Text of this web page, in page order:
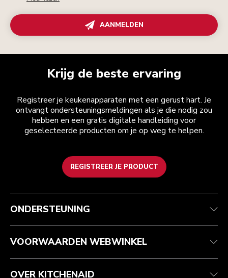
AANMELDEN
Krijg de beste ervaring
Registreer je keukenapparaten met een gerust hart. Je
ontvangt ondersteuningsmeldingen als je die nodig zou
hebben en een gratis digitale handleiding voor
geselecteerde producten om je op weg te helpen.
REGISTREER JE PRODUCT
Health check
Je bestelling volgen
Garantie en documenten
Veelgestelde vragen
Algemene voorwaarden
Retournering en terugbetaling
Imprint
ODR
Het merk
Zoek een winkel
ONDERSTEUNING
VOORWAARDEN WEBWINKEL
OVER KITCHENAID